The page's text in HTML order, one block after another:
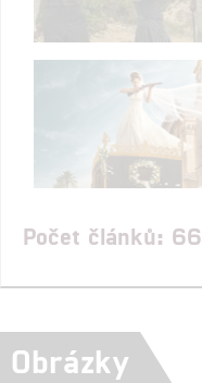
Počet článků: 66
Obrázky